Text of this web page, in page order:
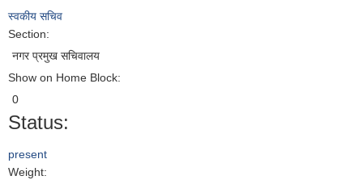
स्वकीय सचिव
Section:
नगर प्रमुख सचिवालय
Show on Home Block:
0
Status:
present
Weight: